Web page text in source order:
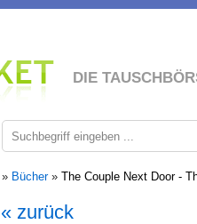
DIE
» Bücher» The Couple Next Door -
« zurück